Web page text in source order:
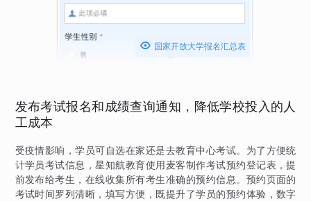
 国家开放大学报名汇总表
发布考试报名和成绩查询通知，降低学校投入的人
工成本
受疫情影响，学员可自选在家还是去教育中心考试。为了方便统
计学员考试信息，星知航教育使用麦客制作考试预约登记表，提
前发布给考生，在线收集所有考生准确的预约信息。预约页面的
考试时间罗列清晰，填写方便，既提升了学员的预约体验，数字